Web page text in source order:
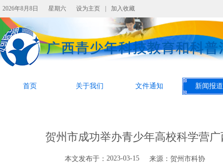
2026年8月8日 星期六 设为主页 加入收藏
首页 关于我们 文件通知 新闻报道
贺州市成功举办青少年高校科学营
本文发布于： 2023-03-15 来源： 贺州市科协